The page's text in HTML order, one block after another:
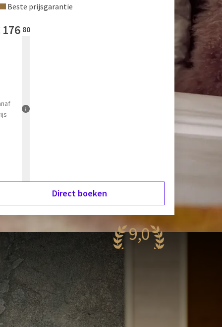
Beste prijsgarantie
176 80
Direct boeken
9,0
reviews